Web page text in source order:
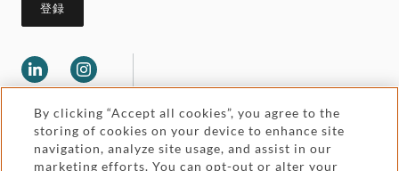
登録
By clicking “Accept all cookies”, you agree to the
storing of cookies on your device to enhance site
navigation, analyze site usage, and assist in our
marketing efforts. You can opt-out or alter your